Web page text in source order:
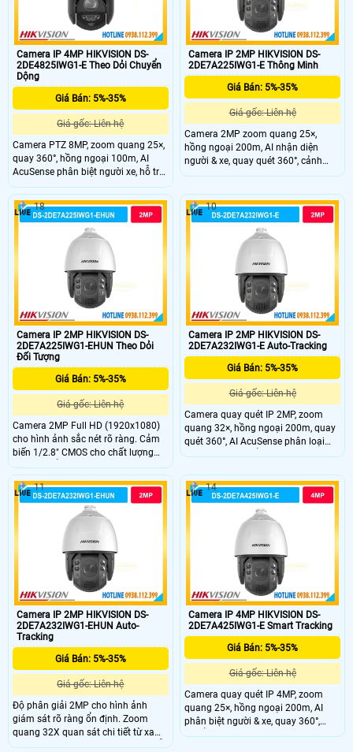
Camera IP 4MP HIKVISION DS-
2DE4825IWG1-E Theo Dỏi Chuyển
Dộng
Giá Bán: 5%-35%
Giá gốc: Liên hệ
Camera PTZ 8MP, zoom quang 25×,
quay 360°, hồng ngoại 100m, AI
AcuSense phân biệt người xe, hỗ trợ
đàm thoại hai chiều.
Camera IP 2MP HIKVISION DS-
2DE7A225IWG1-E Thông Minh
Giá Bán: 5%-35%
Giá gốc: Liên hệ
Camera 2MP zoom quang 25×,
hồng ngoại 200m, AI nhận diện
người & xe, quay quét 360°, cảnh
báo đèn và âm thanh, bền bỉ IP67.
Camera IP 2MP HIKVISION DS-
2DE7A225IWG1-EHUN Theo Dỏi
Đối Tượng
Giá Bán: 5%-35%
Giá gốc: Liên hệ
Camera 2MP Full HD (1920x1080)
cho hình ảnh sắc nét rõ ràng. Cảm
biến 1/2.8" CMOS cho chất lượng
hình ảnh ổn định. Hồng ngoại tầm
xa 200m hỗ trợ giám sát ban đêm
liên tục. PTZ xoay 360° không điểm
mù, bao quát toàn khu vực rộng.
Âm thanh 2 chiều với micro kép và
loa tích hợp.
18
Camera IP 2MP HIKVISION DS-
2DE7A232IWG1-E Auto-Tracking
Giá Bán: 5%-35%
Giá gốc: Liên hệ
Camera quay quét IP 2MP, zoom
quang 32×, hồng ngoại 200m, quay
quét 360°, AI AcuSense phân loại
người và xe, chuẩn bảo vệ IP67,
10
Camera IP 2MP HIKVISION DS-
2DE7A232IWG1-EHUN Auto-
Tracking
Giá Bán: 5%-35%
Giá gốc: Liên hệ
Độ phân giải 2MP cho hình ảnh
giám sát rõ ràng ổn định. Zoom
quang 32X quan sát chi tiết từ xa
khu vực rộng. Hồng ngoại 200m hỗ
11
Camera IP 4MP HIKVISION DS-
2DE7A425IWG1-E Smart Tracking
Giá Bán: 5%-35%
Giá gốc: Liên hệ
Camera quay quét IP 4MP, zoom
quang 25×, hồng ngoại 200m, AI
phân biệt người & xe, quay 360°,
chuẩn IP67 ngoài trời.
14